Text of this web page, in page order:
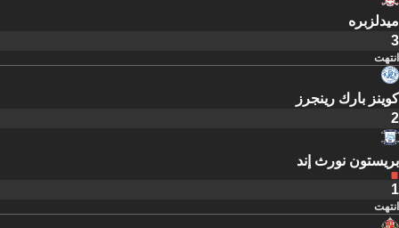
ميدلزبره
3
انتهت
كوينز بارك رينجرز
2
بريستون نورث إند
1
انتهت